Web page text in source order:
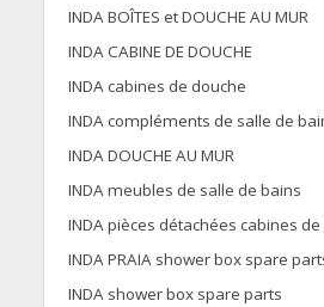
INDA BOÎTES et DOUCHE AU MUR
INDA CABINE DE DOUCHE
INDA cabines de douche
INDA compléments de salle de
INDA DOUCHE AU MUR
INDA meubles de salle de bains
INDA pièces détachées cabines de
INDA PRAIA shower box spare
INDA shower box spare parts